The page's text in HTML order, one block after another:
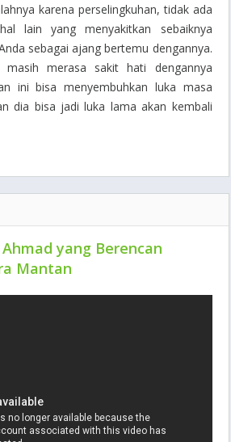
karena perselingkuhan, tidak ada
lain yang menyakitkan sebaiknya
sebagai ajang bertemu dengannya.
merasa sakit hati dengannya
ini bisa menyembuhkan luka masa
dia bisa jadi luka lama akan kembali
yang Berencan
Mantan